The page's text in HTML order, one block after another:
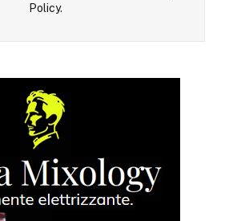
Policy.